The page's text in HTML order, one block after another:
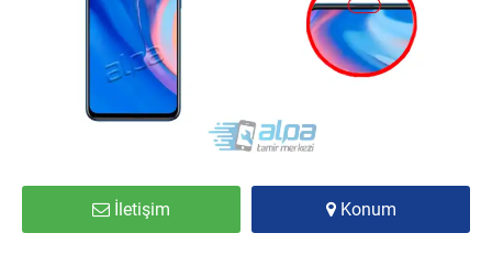
İletişim Konum